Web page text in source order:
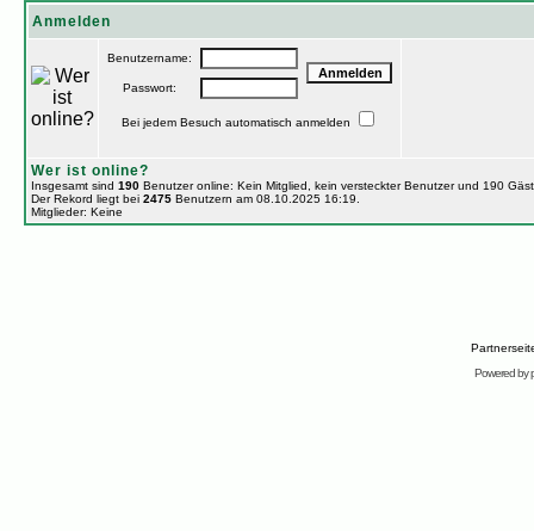
Anmelden
Benutzername:
Passwort:
Bei jedem Besuch automatisch anmelden
Wer ist online?
Insgesamt sind 190Benutzer online: Kein Mitglied, kein versteckter Benutzer und 190
Der Rekord liegt bei 2475Benutzern am 08.10.2025 16:19.
Mitglieder: Keine
Powered by